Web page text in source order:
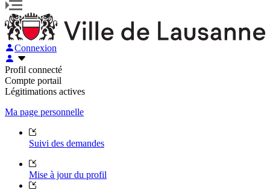
Connexion
Profil connecté
Compte portail
Légitimations actives
Ma page personnelle
Suivi des demandes
Mise à jour du profil